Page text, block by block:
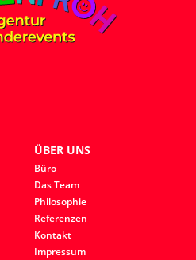
ÜBER UNS
Büro
Das Team
Philosophie
Referenzen
Kontakt
Impressum